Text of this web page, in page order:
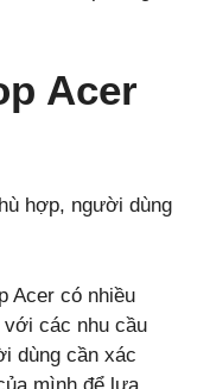
Acer
hợp, người dùng
Acer có nhiều
với các nhu cầu
dùng cần xác